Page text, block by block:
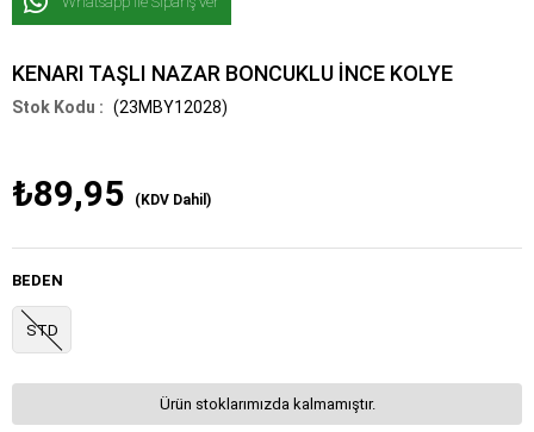
KENARI TAŞLI NAZAR BONCUKLU İNCE KOLYE
(23MBY12028)
₺89,95 (KDV Dahil)
BEDEN
STD
Ürün stoklarımızda kalmamıştır.